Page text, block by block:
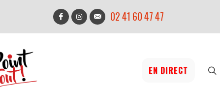
02 41 60 47 47
EN DIRECT